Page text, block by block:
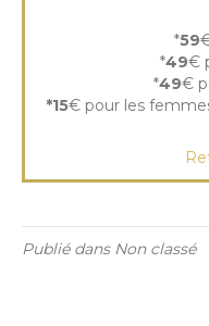
*59
*49€
*49€
*15€ pour les
Publié dans Non classé